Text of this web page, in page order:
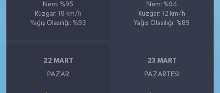
Nem: %95
Rüzgar: 18 km/h
Yağış Olasılığı: %93
Nem: %94
Rüzgar: 12 km/h
Yağış Olasılığı: %89
22 MART
PAZAR
23 MART
PAZARTESI